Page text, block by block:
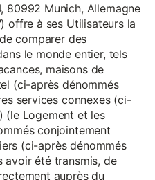
80992 Munich, Allemagne
offre à ses Utilisateurs la
comparer des
le monde entier, tels
maisons de
(ci-après dénommés
services connexes (ci-
(le Logement et les
conjointement
(ci-après dénommés
avoir été transmis, de
auprès du